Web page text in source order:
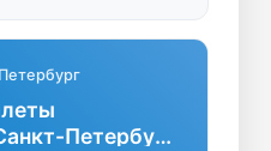
Петербург